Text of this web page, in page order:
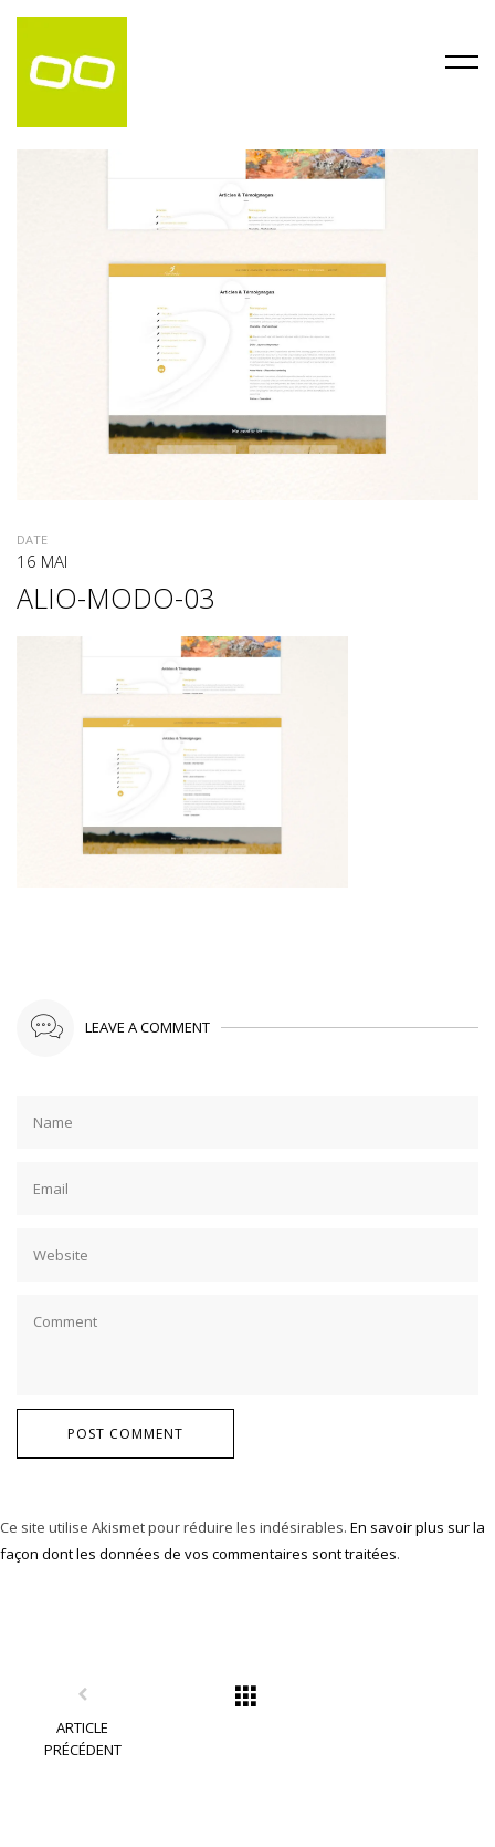
DATE
16 MAI
ALIO-MODO-03
LEAVE A COMMENT
POST COMMENT
Ce site utilise Akismet pour réduire les indésirables. En savoir plus sur la
façon dont les données de vos commentaires sont traitées.
ARTICLE
PRÉCÉDENT